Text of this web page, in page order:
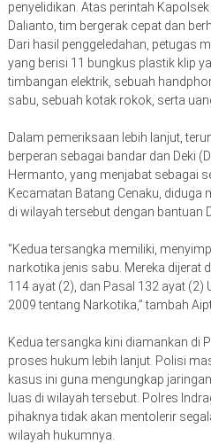
penyelidikan. Atas perintah Kapolsek
Dalianto, tim bergerak cepat dan
Dari hasil penggeledahan, petugas
yang berisi 11 bungkus plastik klip
timbangan elektrik, sebuah
sabu, sebuah kotak rokok, serta
Dalam pemeriksaan lebih lanjut,
berperan sebagai bandar dan Deki
Hermanto, yang menjabat sebagai
Kecamatan Batang Cenaku, diduga
di wilayah tersebut dengan bantuan
“Kedua tersangka memiliki,
narkotika jenis sabu. Mereka dijerat
114 ayat (2), dan Pasal 132 ayat (2)
2009 tentang Narkotika,” tambah
Kedua tersangka kini diamankan di
proses hukum lebih lanjut. Polisi
kasus ini guna mengungkap
luas di wilayah tersebut. Polres
pihaknya tidak akan mentolerir
wilayah hukumnya.